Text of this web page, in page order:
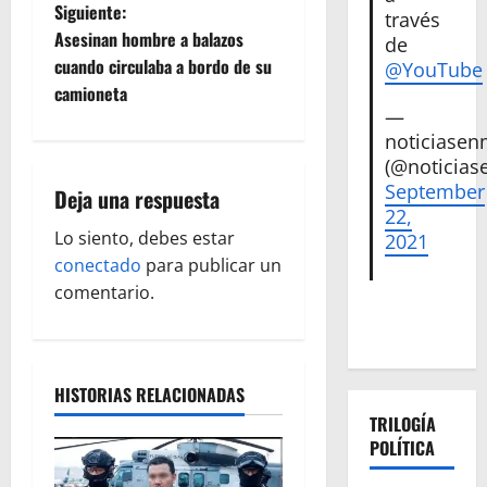
e
g
c
i
ó
e
e
Siguiente:
Asesinan hombre a balazos
cuando circulaba a bordo de su
camioneta
Deja una respuesta
Lo siento, debes estar
conectado para publicar un
comentario.
HISTORIAS RELACIONADAS
través
de
@YouTube
—
September
22,
2021
TRILOGÍA
POLÍTICA